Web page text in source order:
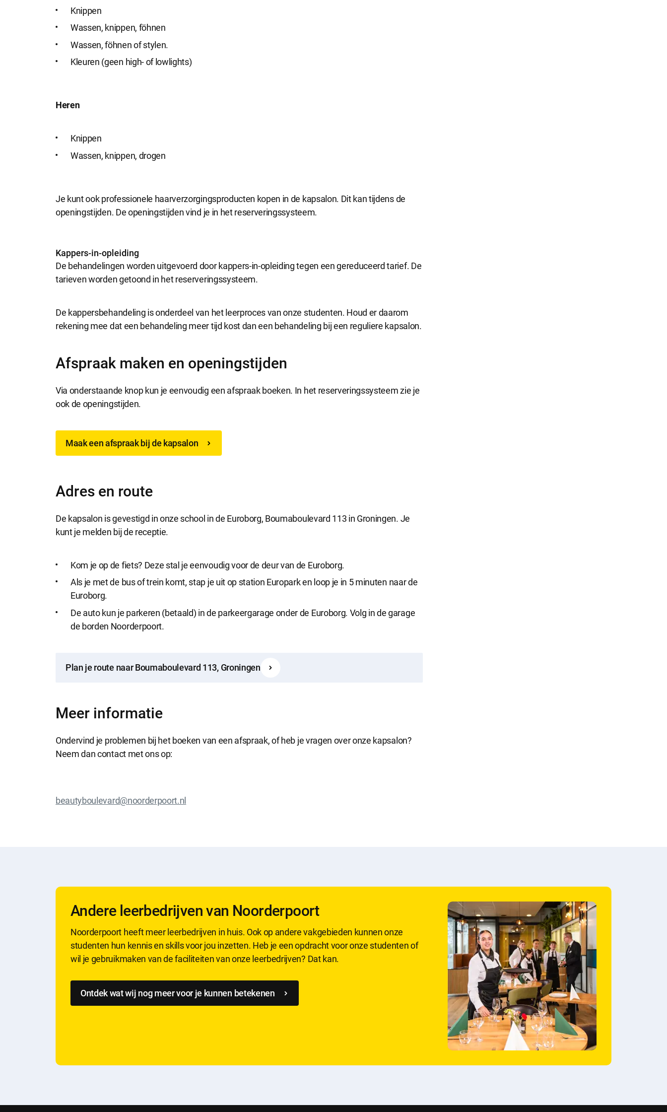
Functionele cookies
Marketing cookies worden gebruikt om relevante advertenties te kunnen tonen op advertentieplatformen
zoals Facebook en Google. De cookies delen individuele gegevens over jouw surfgedrag op onze website.
Knippen
Wassen, knippen, föhnen
Wassen, föhnen of stylen.
Kleuren (geen high- of lowlights)
Heren
Knippen
Wassen, knippen, drogen
Je kunt ook professionele haarverzorgingsproducten kopen in de kapsalon. Dit kan tijdens de
openingstijden. De openingstijden vind je in het reserveringssysteem.
Kappers-in-opleiding
De behandelingen worden uitgevoerd door kappers-in-opleiding tegen een gereduceerd tarief. De
tarieven worden getoond in het reserveringssysteem.
De kappersbehandeling is onderdeel van het leerproces van onze studenten. Houd er daarom
rekening mee dat een behandeling meer tijd kost dan een behandeling bij een reguliere kapsalon.
Afspraak maken en openingstijden
Via onderstaande knop kun je eenvoudig een afspraak boeken. In het reserveringssysteem zie je
ook de openingstijden.
Maak een afspraak bij de kapsalon
Adres en route
De kapsalon is gevestigd in onze school in de Euroborg, Boumaboulevard 113 in Groningen. Je
kunt je melden bij de receptie.
Kom je op de fiets? Deze stal je eenvoudig voor de deur van de Euroborg.
Als je met de bus of trein komt, stap je uit op station Europark en loop je in 5 minuten naar de
Euroborg.
De auto kun je parkeren (betaald) in de parkeergarage onder de Euroborg. Volg in de garage
de borden Noorderpoort.
Plan je route naar Boumaboulevard 113, Groningen
Meer informatie
Ondervind je problemen bij het boeken van een afspraak, of heb je vragen over onze kapsalon?
Neem dan contact met ons op:
beautyboulevard@noorderpoort.nl
Andere leerbedrijven van Noorderpoort
Noorderpoort heeft meer leerbedrijven in huis. Ook op andere vakgebieden kunnen onze
studenten hun kennis en skills voor jou inzetten. Heb je een opdracht voor onze studenten of
wil je gebruikmaken van de faciliteiten van onze leerbedrijven? Dat kan.
Ontdek wat wij nog meer voor je kunnen betekenen